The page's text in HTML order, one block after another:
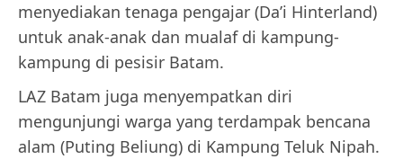
menyediakan tenaga pengajar (Da’i Hinterland)
untuk anak-anak dan mualaf di kampung-
kampung di pesisir Batam.
LAZ Batam juga menyempatkan diri
mengunjungi warga yang terdampak bencana
alam (Puting Beliung) di Kampung Teluk Nipah.